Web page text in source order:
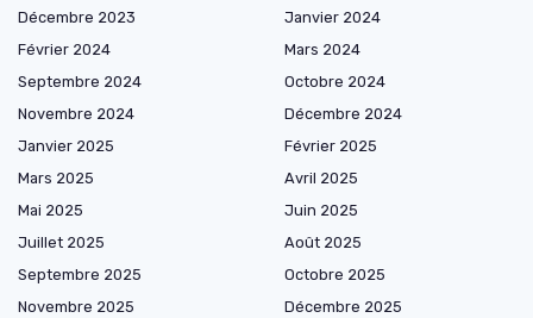
Décembre 2023
Janvier 2024
Février 2024
Mars 2024
Septembre 2024
Octobre 2024
Novembre 2024
Décembre 2024
Janvier 2025
Février 2025
Mars 2025
Avril 2025
Mai 2025
Juin 2025
Juillet 2025
Août 2025
Septembre 2025
Octobre 2025
Novembre 2025
Décembre 2025